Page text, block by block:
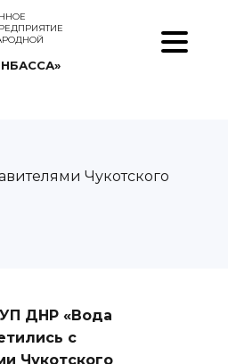
Чукотского
ДНР «Вода
с
Чукотского